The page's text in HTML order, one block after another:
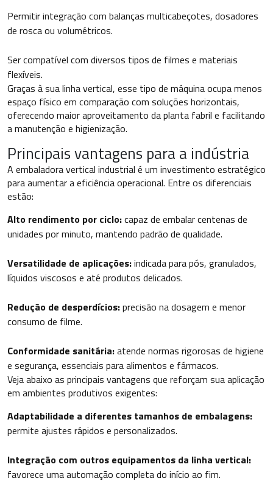
Permitir integração com balanças multicabeçotes, dosadores
de rosca ou volumétricos.
Ser compatível com diversos tipos de filmes e materiais
flexíveis.
Graças à sua linha vertical, esse tipo de máquina ocupa menos
espaço físico em comparação com soluções horizontais,
oferecendo maior aproveitamento da planta fabril e facilitando
a manutenção e higienização.
Principais vantagens para a indústria
A embaladora vertical industrial é um investimento estratégico
para aumentar a eficiência operacional. Entre os diferenciais
estão:
Alto rendimento por ciclo:capaz de embalar centenas de
unidades por minuto, mantendo padrão de qualidade.
Versatilidade de aplicações:indicada para pós, granulados,
líquidos viscosos e até produtos delicados.
Redução de desperdícios:precisão na dosagem e menor
consumo de filme.
Conformidade sanitária:atende normas rigorosas de higiene
e segurança, essenciais para alimentos e fármacos.
Veja abaixo as principais vantagens que reforçam sua aplicação
em ambientes produtivos exigentes:
Adaptabilidade a diferentes tamanhos de embalagens:
permite ajustes rápidos e personalizados.
Integração com outros equipamentos da linha vertical:
favorece uma automação completa do início ao fim.